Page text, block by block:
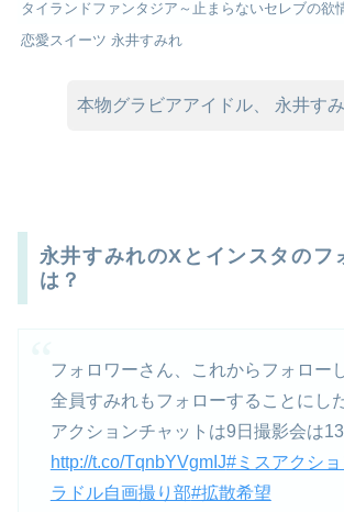
タイランドファンタジア～止まらないセレブの欲
恋愛スイーツ 永井すみれ
本物グラビアアイドル、 永井すみ
永井すみれのXとインスタのフ
は？
フォロワーさん、これからフォロー
全員すみれもフォローすることにし
アクションチャットは9日撮影会は13
http://t.co/TqnbYVgmIJ#ミスアクシ
ラドル自画撮り部#拡散希望